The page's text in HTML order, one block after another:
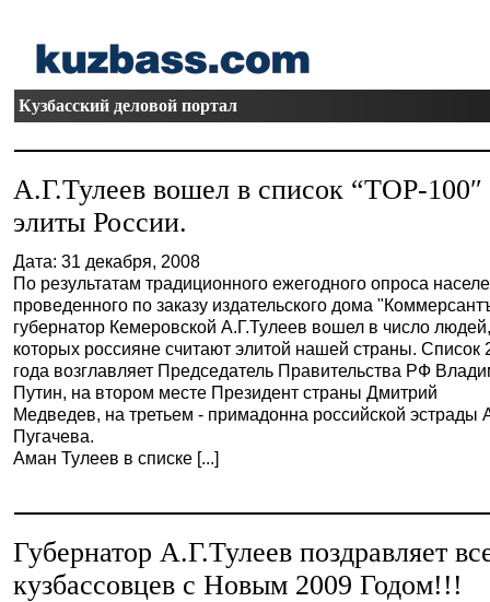
Кузбасский деловой портал
А.Г.Тулеев вошел в список “ТОР-100″
элиты России.
Дата: 31 декабря, 2008
По результатам традиционного ежегодного опроса
проведенного по заказу издательского дома
губернатор Кемеровской А.Г.Тулеев вошел в число
которых россияне считают элитой нашей страны. Список
года возглавляет Председатель Правительства РФ
Путин, на втором месте Президент страны Дмитрий
Медведев, на третьем - примадонна российской эстрады
Пугачева.
Аман Тулеев в списке [...]
Губернатор А.Г.Тулеев поздравляет
кузбассовцев с Новым 2009 Годом!!!